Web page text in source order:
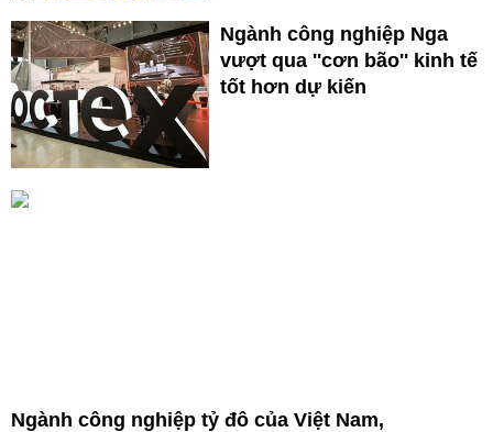
Ngành công nghiệp Nga
vượt qua ''cơn bão'' kinh tế
tốt hơn dự kiến
Ngành công nghiệp tỷ đô của Việt Nam,